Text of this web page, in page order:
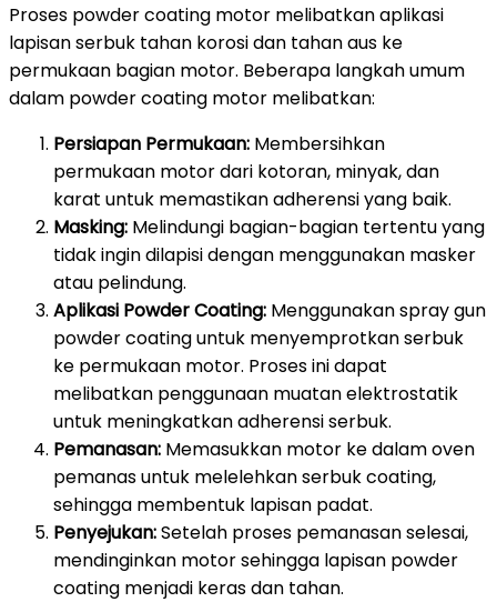
Proses powder coating motor melibatkan aplikasi
lapisan serbuk tahan korosi dan tahan aus ke
permukaan bagian motor. Beberapa langkah umum
dalam powder coating motor melibatkan:
Persiapan Permukaan: Membersihkan
permukaan motor dari kotoran, minyak, dan
karat untuk memastikan adherensi yang baik.
Masking: Melindungi bagian-bagian tertentu yang
tidak ingin dilapisi dengan menggunakan masker
atau pelindung.
Aplikasi Powder Coating: Menggunakan spray gun
powder coating untuk menyemprotkan serbuk
ke permukaan motor. Proses ini dapat
melibatkan penggunaan muatan elektrostatik
untuk meningkatkan adherensi serbuk.
Pemanasan: Memasukkan motor ke dalam oven
pemanas untuk melelehkan serbuk coating,
sehingga membentuk lapisan padat.
Penyejukan:Setelah proses pemanasan selesai,
mendinginkan motor sehingga lapisan powder
coating menjadi keras dan tahan.